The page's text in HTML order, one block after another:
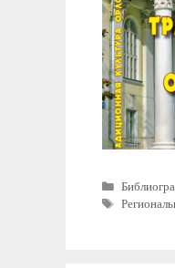
Рубрики
Метки